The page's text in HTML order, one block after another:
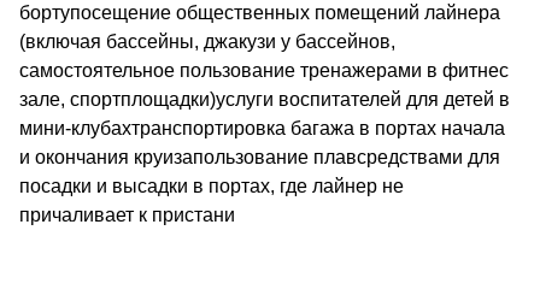
бортупосещение общественных помещений лайнера
(включая бассейны, джакузи у бассейнов,
самостоятельное пользование тренажерами в фитнес
зале, спортплощадки)услуги воспитателей для детей в
мини-клубахтранспортировка багажа в портах начала
и окончания круизапользование плавсредствами для
посадки и высадки в портах, где лайнер не
причаливает к пристани